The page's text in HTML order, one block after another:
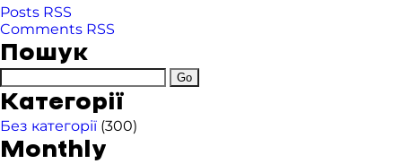
Posts RSS
Comments RSS
Пошук
Категорії
Без категорії (300)
Monthly